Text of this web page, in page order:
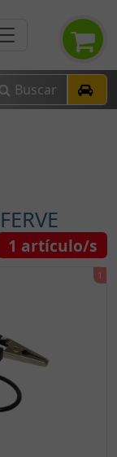
Buscar
FERVE
1 artículo/s